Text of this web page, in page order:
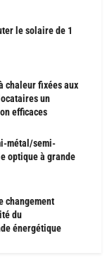
le solaire de 1
chaleur fixées aux
un
efficaces
métal/semi-
optique à grande
changement
du
énergétique